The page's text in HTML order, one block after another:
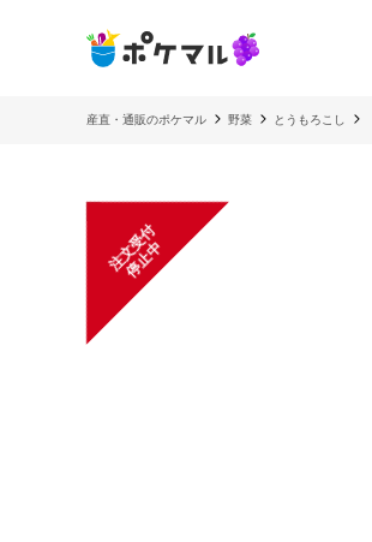
産直・通販のポケマル 野菜 とうもろこし
注
文
受
付
停
止
中